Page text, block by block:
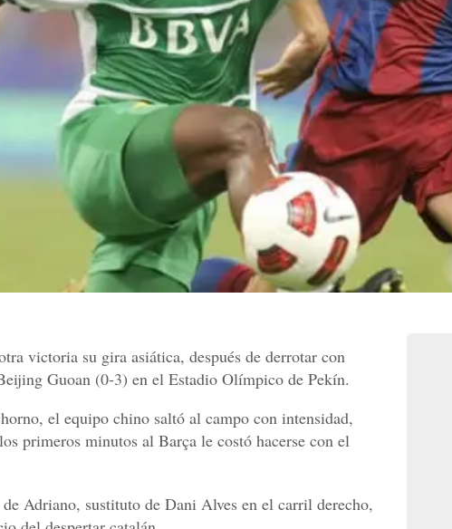
victoria su gira asiática, después de derrotar con
Guoan (0-3) en el Estadio Olímpico de Pekín.
el equipo chino saltó al campo con intensidad,
primeros minutos al Barça le costó hacerse con el
Adriano, sustituto de Dani Alves en el carril derecho,